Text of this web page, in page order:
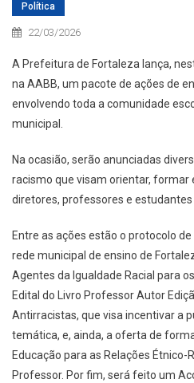
Política
22/03/2026
A Prefeitura de Fortaleza lança,
na AABB, um pacote de ações de
envolvendo toda a comunidade
municipal.
Na ocasião, serão anunciadas
racismo que visam orientar, formar
diretores, professores e
Entre as ações estão o protocolo
rede municipal de ensino de
Agentes da Igualdade Racial para
Edital do Livro Professor Autor
Antirracistas, que visa incentivar a
temática, e, ainda, a oferta de
Educação para as Relações Étnico-
Professor. Por fim, será feito um